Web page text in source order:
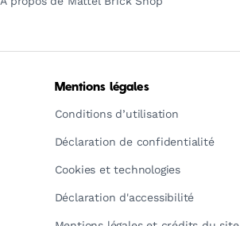
Mentions légales
Conditions d’utilisation
Déclaration de confidentialité
Cookies et technologies
Déclaration d'accessibilité